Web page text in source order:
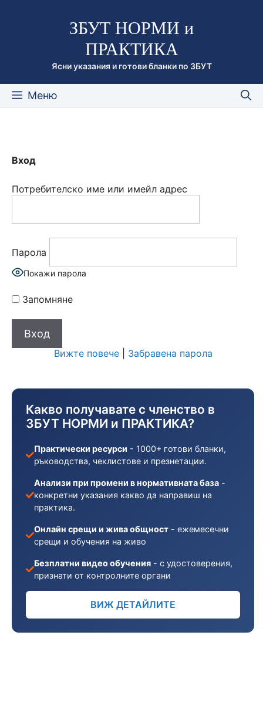
съдържаниетоЗБУТ НОРМИ и
ПРАКТИКА
Ясни указания и готови бланки по ЗБУТ
Меню
Вход
Потребителско име или имейл адрес
Парола
Покажи парола
Запомняне
Вижте повече| Забравена парола
Какво получавате с членство в
ЗБУТ НОРМИ и ПРАКТИКА?
Практически ресурси - 1000+ готови бланки,
ръководства, чеклистове и презнетации.
Анализи при промени в нормативната база -
конкретни указания какво да направиш на
практика.
Онлайн срещи и жива общност - ежемесечни
срещи и обучения на живо
Безплатни видео обучения - с удостоверения,
признати от контролните органи
ВИЖ ДЕТАЙЛИТЕ